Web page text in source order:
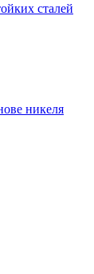
сталей
никеля